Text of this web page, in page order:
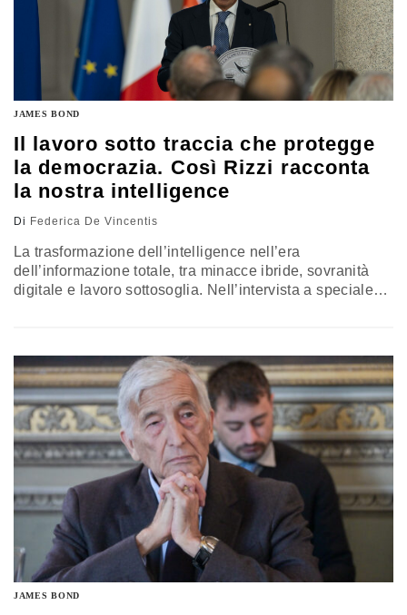
JAMES BOND
Il lavoro sotto traccia che protegge
la democrazia. Così Rizzi racconta
la nostra intelligence
Di Federica De Vincentis
La trasformazione dell’intelligence nell’era
dell’informazione totale, tra minacce ibride, sovranità
digitale e lavoro sottosoglia. Nell’intervista a speciale
tecnologica
JAMES BOND